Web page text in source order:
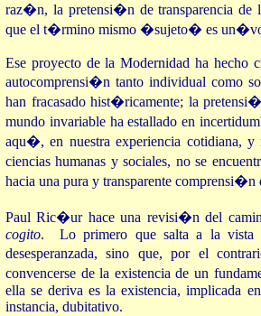
raz�n, la pretensi�n de transparencia de
que el t�rmino mismo �sujeto� es
Ese proyecto de la Modernidad ha hecho
autocomprensi�n tanto individual como
han fracasado hist�ricamente; la
mundo invariable ha estallado en
aqu�, en nuestra experiencia cotidiana,
ciencias humanas y sociales, no se
hacia una pura y transparente comprensi�n
Paul Ric�ur hace una revisi�n del
cogito. Lo primero que salta a la vista
desesperanzada, sino que, por el
convencerse de la existencia de un
ella se deriva es la existencia, implicada
instancia, dubitativo.